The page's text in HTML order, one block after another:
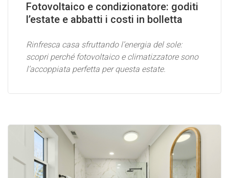
Fotovoltaico e condizionatore: goditi
l’estate e abbatti i costi in bolletta
Rinfresca casa sfruttando l’energia del sole:
scopri perché fotovoltaico e climatizzatore sono
l’accoppiata perfetta per questa estate.